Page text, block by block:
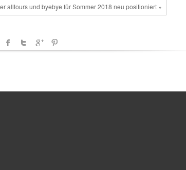
alltours und byebye für Sommer 2018 neu positioniert »